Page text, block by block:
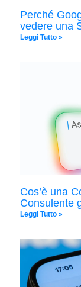
Perché
vedere una
Leggi Tutto »
Cos’è una
Consulente
Leggi Tutto »